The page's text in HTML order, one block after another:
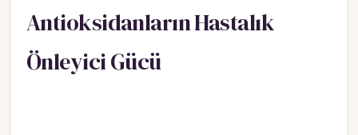
Antioksidanların Hastalık
Önleyici Gücü